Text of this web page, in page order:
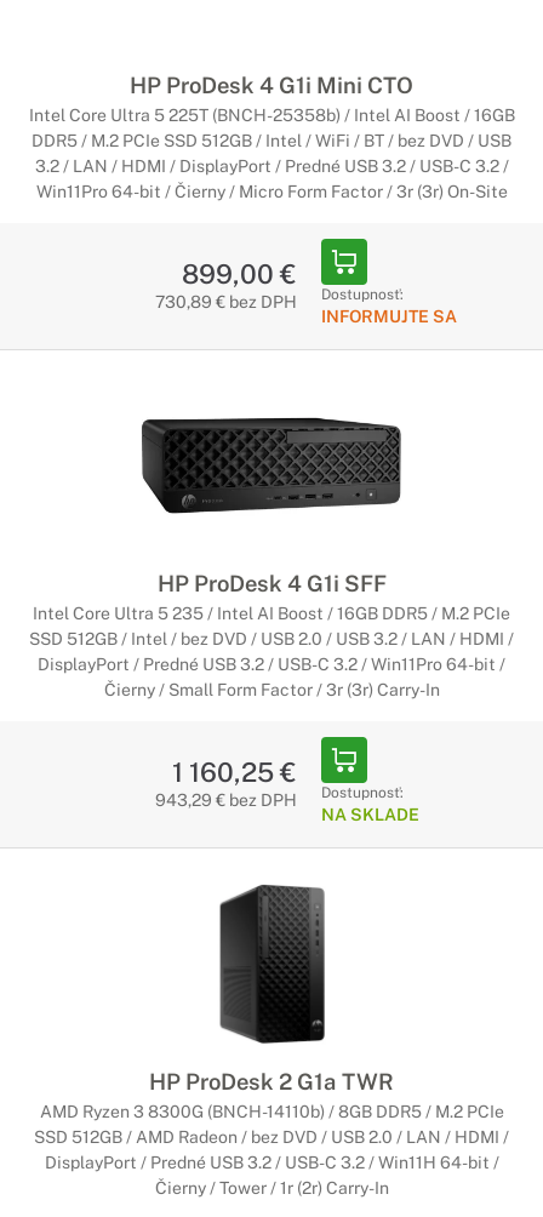
Maximálny výkon pre náročnú prácu
Pracovné stanice HP sú navrhnuté tak, aby bez problémov
zvládli akúkoľvek úlohu. Či už sa jedná o náročné editovanie,
renderovanie alebo prácu s 3D grafikou, pracovné stanice HP
sú pripravené na všetko.
Pracovné počítače HP s nVidia RTX
Vylepši svoju prácu so špičkovou grafickou
Malé pracovné počítače HP Micro
Form Factor
Aj napriek veľmi kompaktným rozmerom obsahujú tieto
počítače v sebe výkonné komponenty. Nemusíte sa preto báť,
že by mali problém s akoukoľvek bežnou úlohou.
Pracovné počítače HP Small Form
Perfektne zapadne na Váš pracovný stôl
Počítače s rozmerom Small Form Factor predstavujú ideálny
HP ProDesk 4 G1i Mini CTO
Intel Core Ultra 5 225T (BNCH-25358b) / Intel AI Boost / 16GB
DDR5 / M.2 PCIe SSD 512GB / Intel / WiFi / BT / bez DVD / USB
3.2 / LAN / HDMI / DisplayPort / Predné USB 3.2 / USB-C 3.2 /
Win11Pro 64-bit / Čierny / Micro Form Factor / 3r (3r) On-Site
899,00 €
730,89 € bez DPH Dostupnosť:
INFORMUJTE SA
HP ProDesk 4 G1i SFF
Intel Core Ultra 5 235 / Intel AI Boost / 16GB DDR5 / M.2 PCIe
SSD 512GB / Intel / bez DVD / USB 2.0 / USB 3.2 / LAN / HDMI /
DisplayPort / Predné USB 3.2 / USB-C 3.2 / Win11Pro 64-bit /
Čierny / Small Form Factor / 3r (3r) Carry-In
1 160,25 €
943,29 € bez DPH Dostupnosť:
NA SKLADE
HP ProDesk 2 G1a TWR
AMD Ryzen 3 8300G (BNCH-14110b) / 8GB DDR5 / M.2 PCIe
SSD 512GB / AMD Radeon / bez DVD / USB 2.0 / LAN / HDMI /
DisplayPort / Predné USB 3.2 / USB-C 3.2 / Win11H 64-bit /
Čierny / Tower / 1r (2r) Carry-In